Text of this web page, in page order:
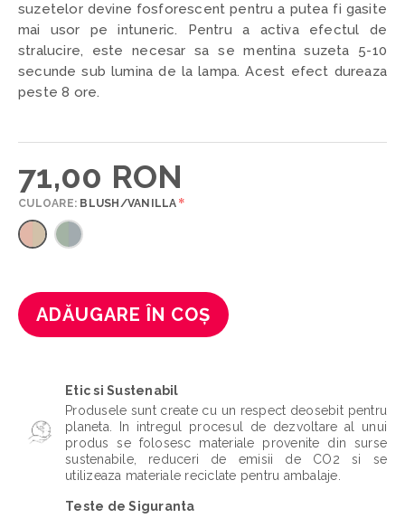
suzetelor devine fosforescent pentru a putea fi gasite
mai usor pe intuneric. Pentru a activa efectul de
stralucire, este necesar sa se mentina suzeta 5-10
secunde sub lumina de la lampa. Acest efect dureaza
peste 8 ore.
71,00 RON
*
CULOARE: BLUSH/VANILLA
ADĂUGARE ÎN COȘ
Etic si Sustenabil
Produsele sunt create cu un respect deosebit pentru
planeta. In intregul procesul de dezvoltare al unui
produs se folosesc materiale provenite din surse
sustenabile, reduceri de emisii de CO2 si se
utilizeaza materiale reciclate pentru ambalaje.
Teste de Siguranta